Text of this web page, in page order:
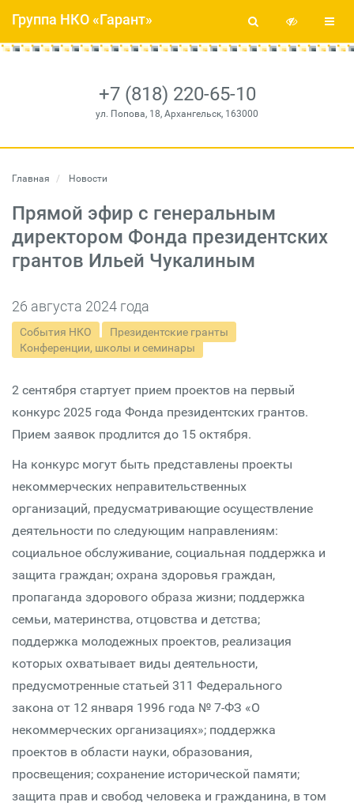
+7 (818) 220-65-10
ул. Попова, 18, Архангельск, 163000
Группа НКО «Гарант»
Главная Новости
Прямой эфир с генеральным
директором Фонда президентских
грантов Ильей Чукалиным
26 августа 2024 года
События НКО
Президентские гранты
Конференции, школы и семинары
2 сентября стартует прием проектов на первый
конкурс 2025 года Фонда президентских грантов.
Прием заявок продлится до 15 октября.
На конкурс могут быть представлены проекты
некоммерческих неправительственных
организаций, предусматривающие осуществление
деятельности по следующим направлениям:
социальное обслуживание, социальная поддержка и
защита граждан; охрана здоровья граждан,
пропаганда здорового образа жизни; поддержка
семьи, материнства, отцовства и детства;
поддержка молодежных проектов, реализация
которых охватывает виды деятельности,
предусмотренные статьей 311 Федерального
закона от 12 января 1996 года № 7-ФЗ «О
некоммерческих организациях»; поддержка
проектов в области науки, образования,
просвещения; сохранение исторической памяти;
защита прав и свобод человека и гражданина, в том